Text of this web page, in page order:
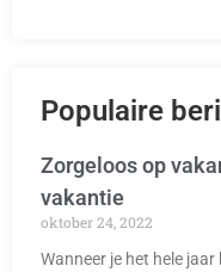
Populaire
Zorgeloos op
vakantie
oktober 24, 2022
Wanneer je het hele